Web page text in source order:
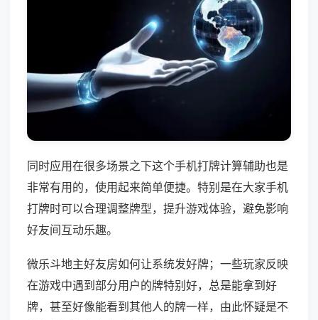
同时应用在很多场景之下这个手机打牌计算辅助也是
非常有用的，使用起来简单便捷。特别是在大家手机
打牌时可以合理调整牌型，提升游戏体验，避免影响
好友间互动乐趣。
微乐斗地主好友房如何让系统发好牌；一些玩家反映
在游戏中遇到部分用户的牌特别好，总是能拿到好
牌，甚至好像能看到其他人的牌一样，由此怀疑是不